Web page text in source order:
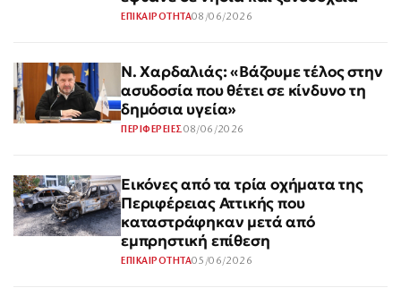
ΕΠΙΚΑΙΡΟΤΗΤΑ08/06/2026
Ν. Χαρδαλιάς: «Βάζουμε τέλος στην
ασυδοσία που θέτει σε κίνδυνο τη
δημόσια υγεία»
ΠΕΡΙΦΕΡΕΙΕΣ08/06/2026
Εικόνες από τα τρία οχήματα της
Περιφέρειας Αττικής που
καταστράφηκαν μετά από
εμπρηστική επίθεση
ΕΠΙΚΑΙΡΟΤΗΤΑ05/06/2026